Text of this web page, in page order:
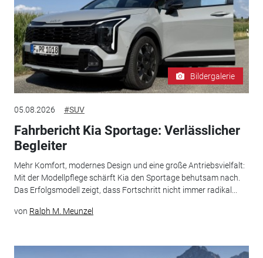
Bildergalerie
05.08.2026 #SUV
Fahrbericht Kia Sportage: Verlässlicher
Begleiter
Mehr Komfort, modernes Design und eine große Antriebsvielfalt:
Mit der Modellpflege schärft Kia den Sportage behutsam nach.
Das Erfolgsmodell zeigt, dass Fortschritt nicht immer radikal...
von Ralph M. Meunzel